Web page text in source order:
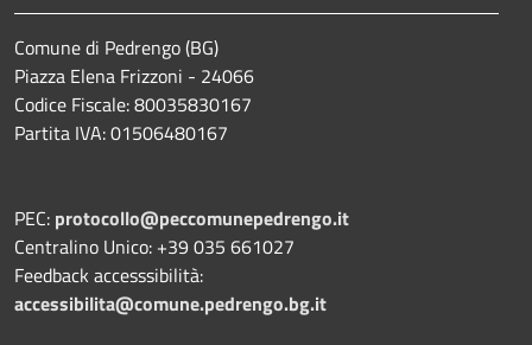
Comune di Pedrengo (BG)
Piazza Elena Frizzoni - 24066
Codice Fiscale: 80035830167
Partita IVA: 01506480167
PEC: protocollo@peccomunepedrengo.it
Centralino Unico: +39 035 661027
Feedback accesssibilità:
accessibilita@comune.pedrengo.bg.it